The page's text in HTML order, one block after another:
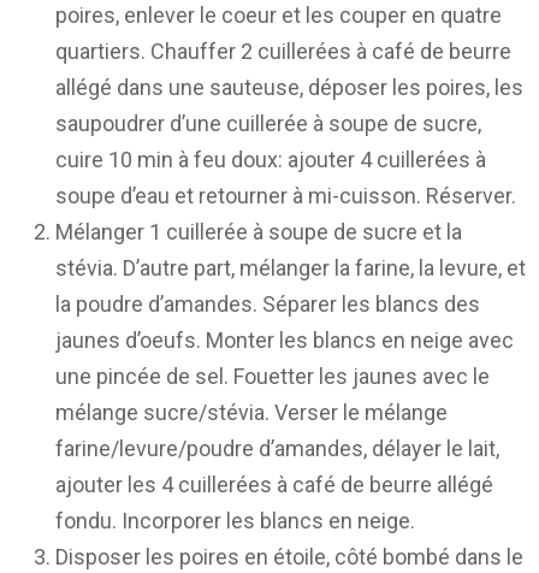
poires, enlever le coeur et les couper en quatre
quartiers. Chauffer 2 cuillerées à café de beurre
allégé dans une sauteuse, déposer les poires, les
saupoudrer d’une cuillerée à soupe de sucre,
cuire 10 min à feu doux: ajouter 4 cuillerées à
soupe d’eau et retourner à mi-cuisson. Réserver.
Mélanger 1 cuillerée à soupe de sucre et la
stévia. D’autre part, mélanger la farine, la levure, et
la poudre d’amandes. Séparer les blancs des
jaunes d’oeufs. Monter les blancs en neige avec
une pincée de sel. Fouetter les jaunes avec le
mélange sucre/stévia. Verser le mélange
farine/levure/poudre d’amandes, délayer le lait,
ajouter les 4 cuillerées à café de beurre allégé
fondu. Incorporer les blancs en neige.
Disposer les poires en étoile, côté bombé dans le